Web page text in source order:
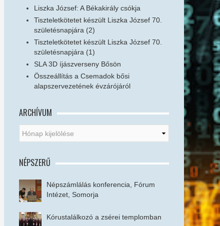
Liszka József: A Békakirály csókja
Tiszteletkötetet készült Liszka József 70.
születésnapjára (2)
Tiszteletkötetet készült Liszka József 70.
születésnapjára (1)
SLA 3D íjászverseny Bősön
Összeállítás a Csemadok bősi
alapszervezetének évzárójáról
ARCHÍVUM
NÉPSZERŰ
Népszámlálás konferencia, Fórum
Intézet, Somorja
Kórustalálkozó a zsérei templomban